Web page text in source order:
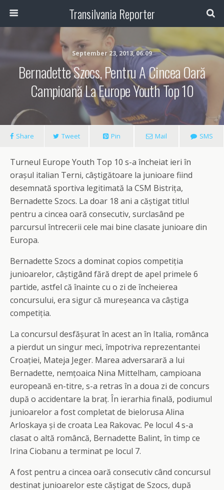
Transilvania Reporter
September 23, 2013, 06:09
Bernadette Szocs, Pentru A Cincea Oară
Campioană La Europe Youth Top 10
Share Tweet Pin Mail SMS
Turneul Europe Youth Top 10 s-a încheiat ieri în
orașul italian Terni, câștigătoare la junioare fiind
desemnată sportiva legitimată la CSM Bistrița,
Bernadette Szocs. La doar 18 ani a căștigat titlul
pentru a cincea oară consecutiv, surclasând pe
parcursul întrecerii cele mai bine clasate junioare din
Europa.
Bernadette Szocs a dominat copios competiția
junioarelor, câștigând fără drept de apel primele 6
partide, astfel că înainte cu o zi de încheierea
concursului, era sigur că mureșeanca va câștiga
competiția.
La concursul desfășurat în acest an în Italia, românca
a pierdut un singur meci, împotriva reprezentantei
Croației, Mateja Jeger. Marea adversarară a lui
Bernadette, nemțoaica Nina Mittelham, campioana
europeană en-titre, s-a retras în a doua zi de concurs
după o accidentare la braț. În ierarhia finală, podiumul
junioarelor a fost completat de bielorusa Alina
Arloskaya și de croata Lea Rakovac. Pe locul 4 s-a
clasat o altă româncă, Bernadette Balint, în timp ce
Irina Ciobanu a terminat pe locul 7.
A fost pentru a cincea oară consecutiv când concursul
destinat junioarelor este căștigat de Szocs, după